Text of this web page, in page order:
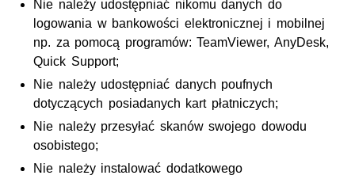
Nie należy udostępniać nikomu danych do
logowania w bankowości elektronicznej i mobilnej
np. za pomocą programów: TeamViewer, AnyDesk,
Quick Support;
Nie należy udostępniać danych poufnych
dotyczących posiadanych kart płatniczych;
Nie należy przesyłać skanów swojego dowodu
osobistego;
Nie należy instalować dodatkowego